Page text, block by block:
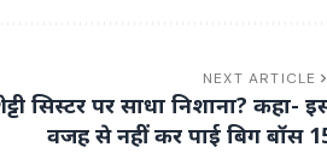
NEXT ARTICLE
सिस्टर पर साधा निशाना? कहा-
वजह से नहीं कर पाई बिग बॉस